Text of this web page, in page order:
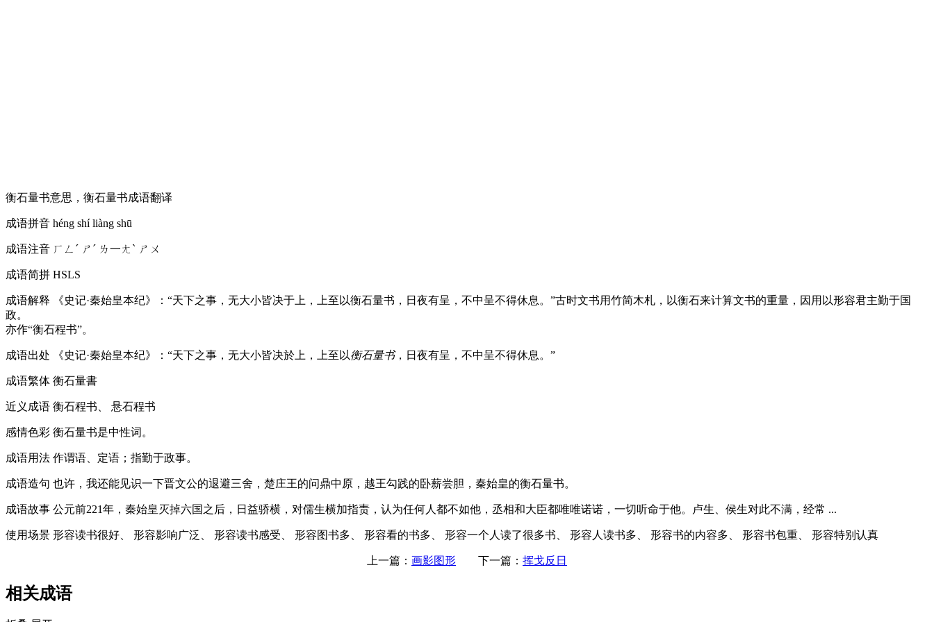
衡石量书意思，衡石量书成语翻译
成语拼音 héng shí liàng shū
成语注音 ㄏㄥˊ ㄕˊ ㄌ一ㄤˋ ㄕㄨ
成语简拼 HSLS
成语解释 《史记·秦始皇本纪》：“天下之事，无大小皆决于上，上至以衡石量书，日夜有呈，不中呈不得休息。”古时文书用竹简木札，以衡石来计算文书的重量，因用以形容君主勤于国
政。
亦作“衡石程书”。
成语出处 《史记·秦始皇本纪》：“天下之事，无大小皆决於上，上至以衡石量书，日夜有呈，不中呈不得休息。”
成语繁体 衡石量書
近义成语 衡石程书、 悬石程书
感情色彩 衡石量书是中性词。
成语用法 作谓语、定语；指勤于政事。
成语造句 也许，我还能见识一下晋文公的退避三舍，楚庄王的问鼎中原，越王勾践的卧薪尝胆，秦始皇的衡石量书。
成语故事 公元前221年，秦始皇灭掉六国之后，日益骄横，对儒生横加指责，认为任何人都不如他，丞相和大臣都唯唯诺诺，一切听命于他。卢生、侯生对此不满，经常 ...
使用场景 形容读书很好、 形容影响广泛、 形容读书感受、 形容图书多、 形容看的书多、 形容一个人读了很多书、 形容人读书多、 形容书的内容多、 形容书包重、 形容特别认真
上一篇： 画影图形 下一篇： 挥戈反日
相关成语